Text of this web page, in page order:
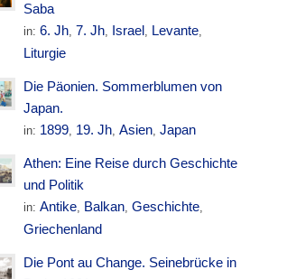
Saba
in:6. Jh, 7. Jh, Israel, Levante,
Liturgie
Die Päonien. Sommerblumen von
Japan.
in: 1899, 19. Jh,Asien,Japan
Athen: Eine Reise durch Geschichte
und Politik
in:Antike, Balkan,Geschichte,
Griechenland
Die Pont au Change. Seinebrücke in